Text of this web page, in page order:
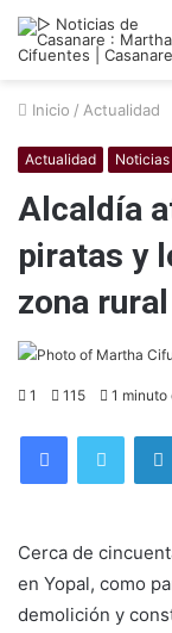
Inicio / Actualidad
Actualidad Noticias
Alcaldía
piratas y
zona
1 115 1 minuto
Facebook
Cerca de
en Yopal, como
demolición y